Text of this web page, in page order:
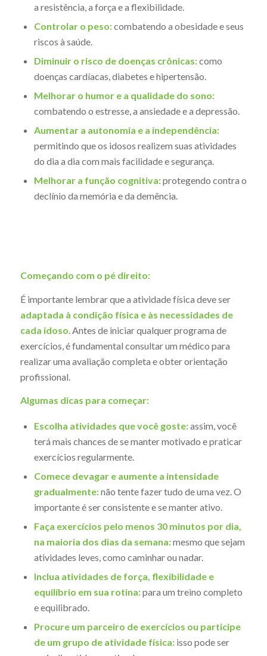
a resistência, a força e a flexibilidade.
Controlar o peso:combatendo a obesidade e seus
riscos à saúde.
Diminuir o risco de doenças crônicas:como
doenças cardíacas, diabetes e hipertensão.
Melhorar o humor e a qualidade do sono:
combatendo o estresse, a ansiedade e a depressão.
Aumentar a autonomia e a independência:
permitindo que os idosos realizem suas atividades
do dia a dia com mais facilidade e segurança.
Melhorar a função cognitiva:protegendo contra o
declínio da memória e da demência.
Começando com o pé direito:
É importante lembrar que a atividade física deve ser
adaptada à condição física e às necessidades de
cada idoso . Antes de iniciar qualquer programa de
exercícios, é fundamental consultar um médico para
realizar uma avaliação completa e obter orientação
profissional.
Algumas dicas para começar:
Escolha atividades que você goste:assim, você
terá mais chances de se manter motivado e praticar
exercícios regularmente.
Comece devagar e aumente a intensidade
gradualmente:não tente fazer tudo de uma vez. O
importante é ser consistente e se manter ativo.
Faça exercícios pelo menos 30 minutos por dia,
na maioria dos dias da semana:mesmo que sejam
atividades leves, como caminhar ou nadar.
Inclua atividades de força, flexibilidade e
equilíbrio em sua rotina:para um treino completo
e equilibrado.
Procure um parceiro de exercícios ou participe
de um grupo de atividade física:isso pode ser